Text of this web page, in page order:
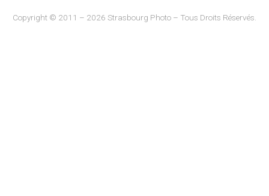
Copyright © 2011 – 2026 Strasbourg Photo – Tous Droits Réservés.